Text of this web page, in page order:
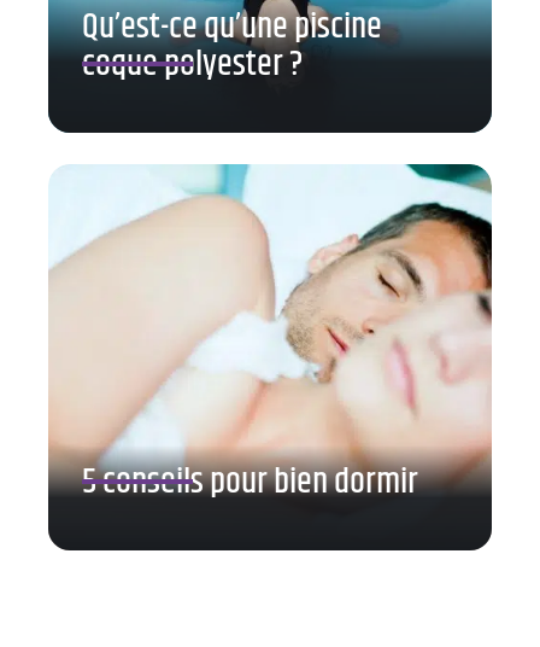
Qu’est-ce qu’une piscine
coque polyester ?
5 conseils pour bien dormir